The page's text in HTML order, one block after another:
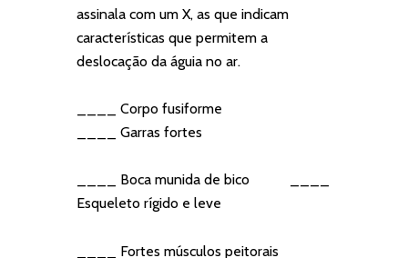
assinala com um X, as que indicam
características que permitem a
deslocação da águia no ar.
____ Corpo fusiforme
____ Garras fortes
____ Boca munida de bico ____
Esqueleto rígido e leve
____ Fortes músculos peitorais